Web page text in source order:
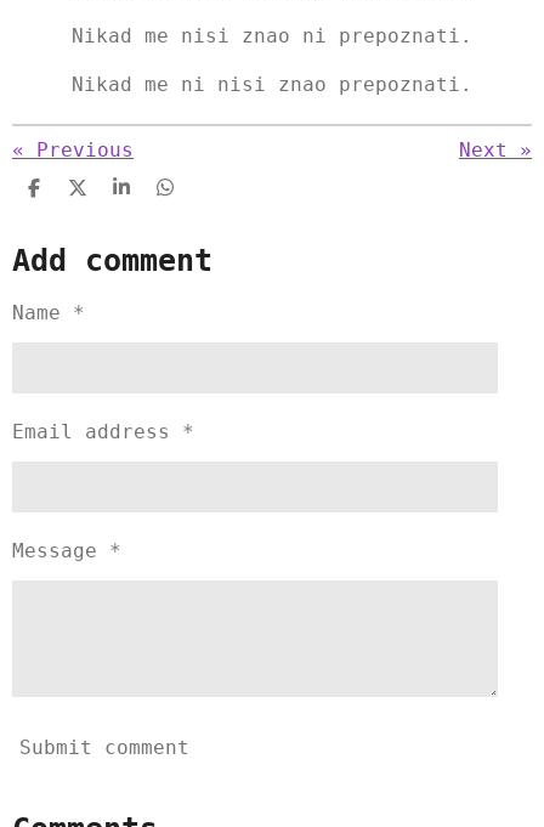
Nikad me nisi znao ni prepoznati.
Nikad me ni nisi znao prepoznati.
« Previous Next »
S
r
e
S
S
r
e
S
r
e
Add comment
Name *
Email address *
Message *
Submit comment